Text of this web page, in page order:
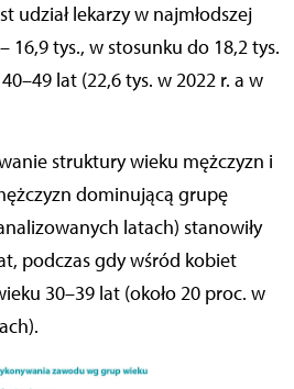
udział lekarzy w najmłodszej
16,9 tys., w stosunku do 18,2 tys.
lat (22,6 tys. w 2022 r. a w
struktury wieku mężczyzn i
dominującą grupę
latach) stanowiły
podczas gdy wśród kobiet
30–39 lat (około 20 proc. w